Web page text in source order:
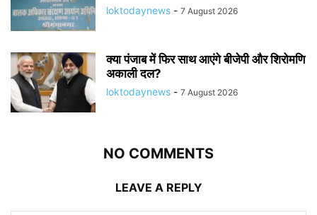
loktodaynews - 7 August 2026
क्या पंजाब में फिर साथ आएंगे बीजेपी और शिरोमणि
अकाली दल?
loktodaynews - 7 August 2026
NO COMMENTS
LEAVE A REPLY